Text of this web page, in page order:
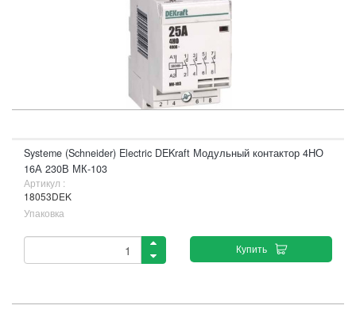
Systeme (Schneider) Electric DEKraft Модульный контактор 4НО
16А 230В МК-103
Артикул :
18053DEK
Упаковка
Купить